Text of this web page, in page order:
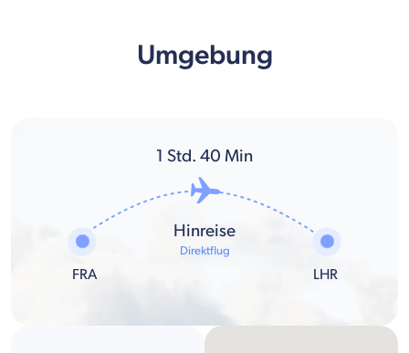
Umgebung
1 Std. 40 Min
FRA
Hinreise
Direktflug
LHR